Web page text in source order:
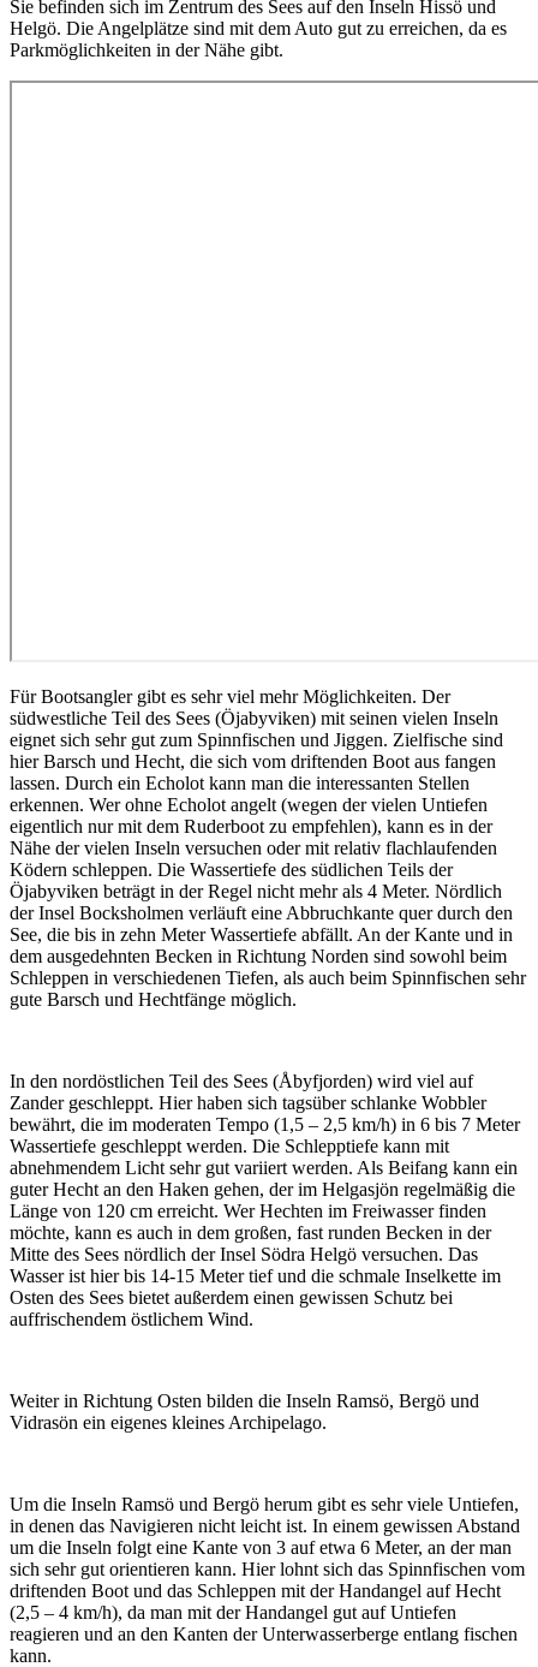
Sie befinden sich im Zentrum des Sees auf den Inseln Hissö und
Helgö. Die Angelplätze sind mit dem Auto gut zu erreichen, da es
Parkmöglichkeiten in der Nähe gibt.
Für Bootsangler gibt es sehr viel mehr Möglichkeiten. Der
südwestliche Teil des Sees (Öjabyviken) mit seinen vielen Inseln
eignet sich sehr gut zum Spinnfischen und Jiggen. Zielfische sind
hier Barsch und Hecht, die sich vom driftenden Boot aus fangen
lassen. Durch ein Echolot kann man die interessanten Stellen
erkennen. Wer ohne Echolot angelt (wegen der vielen Untiefen
eigentlich nur mit dem Ruderboot zu empfehlen), kann es in der
Nähe der vielen Inseln versuchen oder mit relativ flachlaufenden
Ködern schleppen. Die Wassertiefe des südlichen Teils der
Öjabyviken beträgt in der Regel nicht mehr als 4 Meter. Nördlich
der Insel Bocksholmen verläuft eine Abbruchkante quer durch den
See, die bis in zehn Meter Wassertiefe abfällt. An der Kante und in
dem ausgedehnten Becken in Richtung Norden sind sowohl beim
Schleppen in verschiedenen Tiefen, als auch beim Spinnfischen sehr
gute Barsch und Hechtfänge möglich.
In den nordöstlichen Teil des Sees (Åbyfjorden) wird viel auf
Zander geschleppt. Hier haben sich tagsüber schlanke Wobbler
bewährt, die im moderaten Tempo (1,5 – 2,5 km/h) in 6 bis 7 Meter
Wassertiefe geschleppt werden. Die Schlepptiefe kann mit
abnehmendem Licht sehr gut variiert werden. Als Beifang kann ein
guter Hecht an den Haken gehen, der im Helgasjön regelmäßig die
Länge von 120 cm erreicht. Wer Hechten im Freiwasser finden
möchte, kann es auch in dem großen, fast runden Becken in der
Mitte des Sees nördlich der Insel Södra Helgö versuchen. Das
Wasser ist hier bis 14-15 Meter tief und die schmale Inselkette im
Osten des Sees bietet außerdem einen gewissen Schutz bei
auffrischendem östlichem Wind.
Weiter in Richtung Osten bilden die Inseln Ramsö, Bergö und
Vidrasön ein eigenes kleines Archipelago.
Um die Inseln Ramsö und Bergö herum gibt es sehr viele Untiefen,
in denen das Navigieren nicht leicht ist. In einem gewissen Abstand
um die Inseln folgt eine Kante von 3 auf etwa 6 Meter, an der man
sich sehr gut orientieren kann. Hier lohnt sich das Spinnfischen vom
driftenden Boot und das Schleppen mit der Handangel auf Hecht
(2,5 – 4 km/h), da man mit der Handangel gut auf Untiefen
reagieren und an den Kanten der Unterwasserberge entlang fischen
kann.